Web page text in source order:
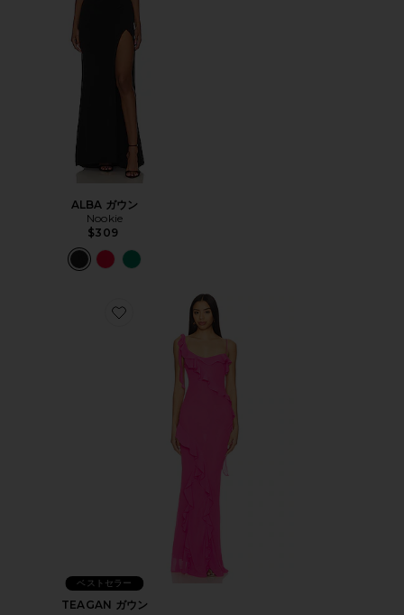
ALBA ガウン
Nookie
$309
Favorite TEAGAN ガウン
ベストセラー
TEAGAN ガウン